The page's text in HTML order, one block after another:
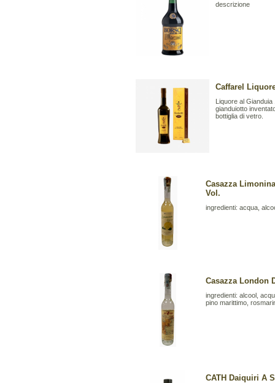
descrizione
Caffarel
Liquore al
gianduiotto
bottiglia di vetro.
Casazza
Vol.
ingredienti: acqua,
Casazza London
ingredienti: alcool,
pino marittimo,
CATH Daiquiri A